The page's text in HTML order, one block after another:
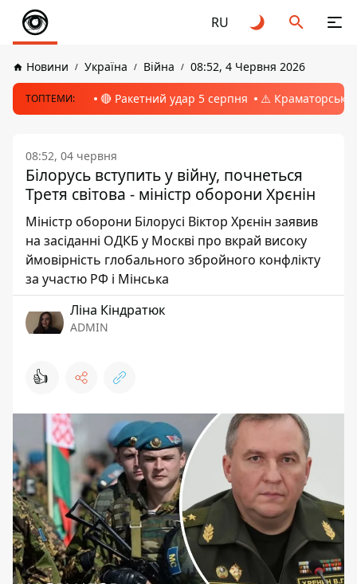
RU
Новини Україна Війна 08:52, 4 Червня 2026
ТОПТЕМИ: 🔴 Ракетний удар 5 серпня ⚠️ Краматорськ,
08:52, 04 червня
Білорусь вступить у війну, почнеться
Третя світова - міністр оборони Хрєнін
Міністр оборони Білорусі Віктор Хрєнін заявив
на засіданні ОДКБ у Москві про вкрай високу
ймовірність глобального збройного конфлікту
за участю РФ і Мінська
Ліна Кіндратюк
ADMIN
👍